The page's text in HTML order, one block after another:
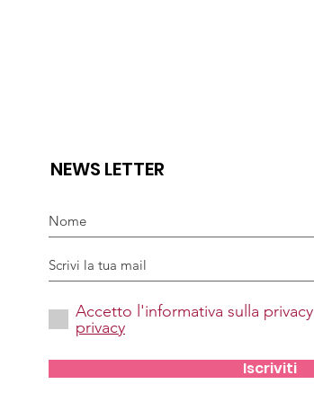
NEWS LETTER
Accetto l'informativa sulla privacy
privacy
Iscriviti